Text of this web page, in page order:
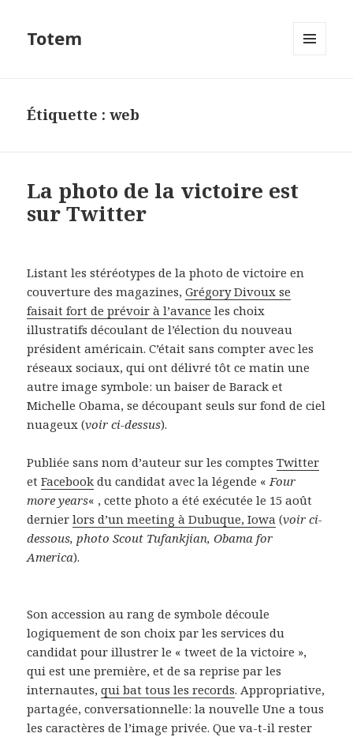
Totem
Étiquette : web
La photo de la victoire est
sur Twitter
Listant les stéréotypes de la photo de victoire en
couverture des magazines,Grégory Divoux se
faisait fort de prévoir à l’avance les choix
illustratifs découlant de l’élection du nouveau
président américain. C’était sans compter avec les
réseaux sociaux, qui ont délivré tôt ce matin une
autre image symbole: un baiser de Barack et
Michelle Obama, se découpant seuls sur fond de ciel
nuageux (voir ci-dessus).
Publiée sans nom d’auteur sur les comptesTwitter
etFacebook du candidat avec la légende «Four
more years« , cette photo a été exécutée le 15 août
dernierlors d’un meeting à Dubuque, Iowa (voir ci-
dessous, photo Scout Tufankjian, Obama for
America).
Son accession au rang de symbole découle
logiquement de son choix par les services du
candidat pour illustrer le « tweet de la victoire »,
qui est une première, et de sa reprise par les
internautes,qui bat tous les records. Appropriative,
partagée, conversationnelle: la nouvelle Une a tous
les caractères de l’image privée. Que va-t-il rester